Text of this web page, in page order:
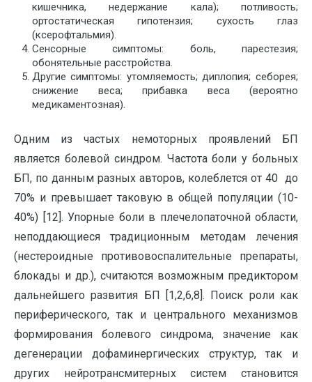
кишечника, недержание кала); потливость;
ортостатическая гипотензия; сухость глаз
(ксерофтальмия).
Сенсорные симптомы: боль, парестезия;
обонятельные расстройства.
Другие симптомы: утомляемость; диплопия; себорея;
снижение веса; прибавка веса (вероятно
медикаментозная).
Одним из частых немоторных проявлений БП
является болевой синдром. Частота боли у больных
БП, по данным разных авторов, колеблется от 40 до
70% и превышает таковую в общей популяции (10-
40%) [12]. Упорные боли в плечелопаточной области,
неподдающиеся традиционным методам лечения
(нестероидные противовоспалительные препараты,
блокады и др.), считаются возможным предиктором
дальнейшего развития БП [1,2,6,8]. Поиск роли как
периферического, так и центрального механизмов
формирования болевого синдрома, значение как
дегенерации дофаминергических структур, так и
других нейротрансмитерных систем становится